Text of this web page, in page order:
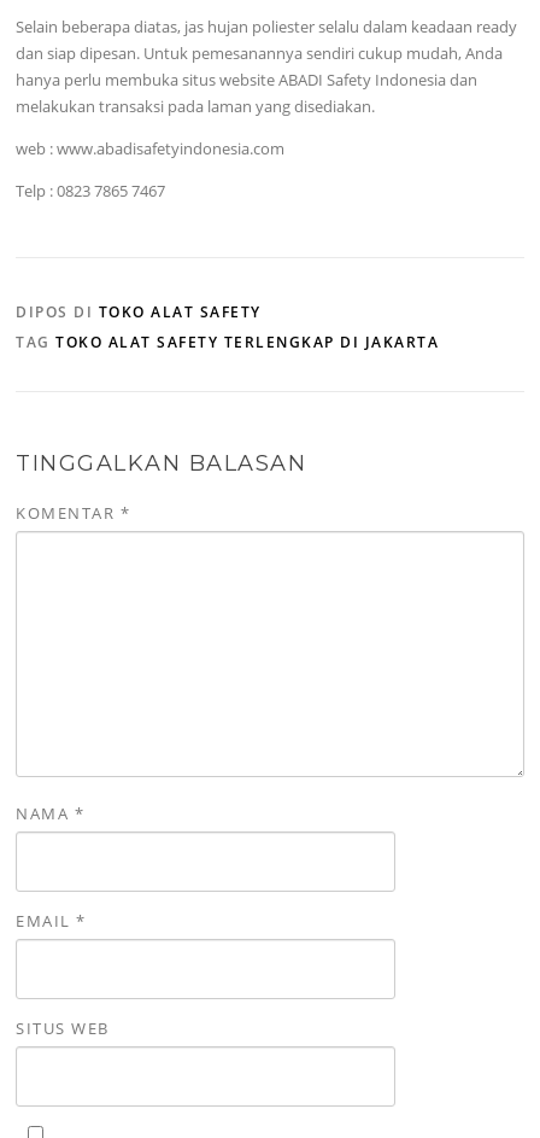
Selain beberapa diatas, jas hujan poliester selalu dalam keadaan ready
dan siap dipesan. Untuk pemesanannya sendiri cukup mudah, Anda
hanya perlu membuka situs website ABADI Safety Indonesia dan
melakukan transaksi pada laman yang disediakan.
web : www.abadisafetyindonesia.com
Telp : 0823 7865 7467
DIPOS DI TOKO ALAT SAFETY
TAGTOKO ALAT SAFETY TERLENGKAP DI JAKARTA
TINGGALKAN BALASAN
KOMENTAR *
NAMA *
EMAIL*
SITUS WEB